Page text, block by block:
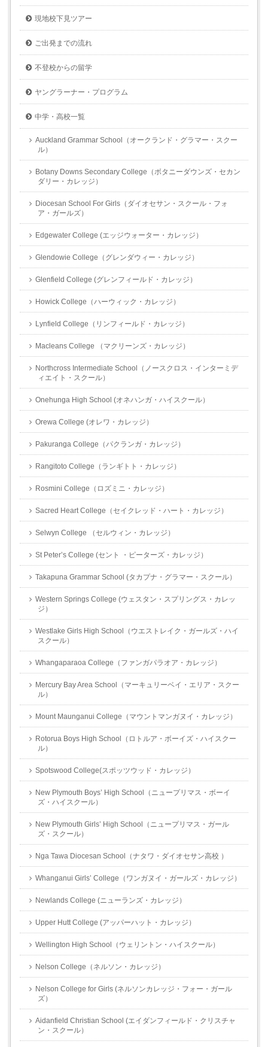
現地校下見ツアー
ご出発までの流れ
不登校からの留学
ヤングラーナー・プログラム
中学・高校一覧
Auckland Grammar School（オークランド・グラマー・スクー
ル）
Botany Downs Secondary College（ボタニーダウンズ・セカン
ダリー・カレッジ）
Diocesan School For Girls（ダイオセサン・スクール・フォ
ア・ガールズ）
Edgewater College (エッジウォーター・カレッジ）
Glendowie College（グレンダウィー・カレッジ）
Glenfield College (グレンフィールド・カレッジ）
Howick College（ハーウィック・カレッジ）
Lynfield College（リンフィールド・カレッジ）
Macleans College （マクリーンズ・カレッジ）
Northcross Intermediate School（ノースクロス・インターミデ
ィエイト・スクール）
Onehunga High School (オネハンガ・ハイスクール）
Orewa College (オレワ・カレッジ）
Pakuranga College（パクランガ・カレッジ）
Rangitoto College（ランギトト・カレッジ）
Rosmini College（ロズミニ・カレッジ）
Sacred Heart College（セイクレッド・ハート・カレッジ）
Selwyn College （セルウィン・カレッジ）
St Peter’s College (セント ・ピーターズ・カレッジ）
Takapuna Grammar School (タカプナ・グラマー・スクール）
Western Springs College (ウェスタン・スプリングス・カレッ
ジ）
Westlake Girls High School（ウエストレイク・ガールズ・ハイ
スクール）
Whangaparaoa College（ファンガパラオア・カレッジ）
Mercury Bay Area School（マーキュリーベイ・エリア・スクー
ル）
Mount Maunganui College（マウントマンガヌイ・カレッジ）
Rotorua Boys High School（ロトルア・ボーイズ・ハイスクー
ル）
Spotswood College(スポッツウッド・カレッジ）
New Plymouth Boys’ High School（ニュープリマス・ボーイ
ズ・ハイスクール）
New Plymouth Girls’ High School（ニュープリマス・ガール
ズ・スクール）
Nga Tawa Diocesan School（ナタワ・ダイオセサン高校 ）
Whanganui Girls’ College（ワンガヌイ・ガールズ・カレッジ）
Newlands College (ニューランズ・カレッジ）
Upper Hutt College (アッパーハット・カレッジ）
Wellington High School（ウェリントン・ハイスクール）
Nelson College（ネルソン・カレッジ）
Nelson College for Girls (ネルソンカレッジ・フォー・ガール
ズ）
Aidanfield Christian School (エイダンフィールド・クリスチャ
ン・スクール）